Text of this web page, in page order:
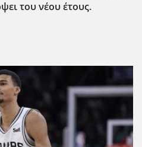
του νέου έτους.